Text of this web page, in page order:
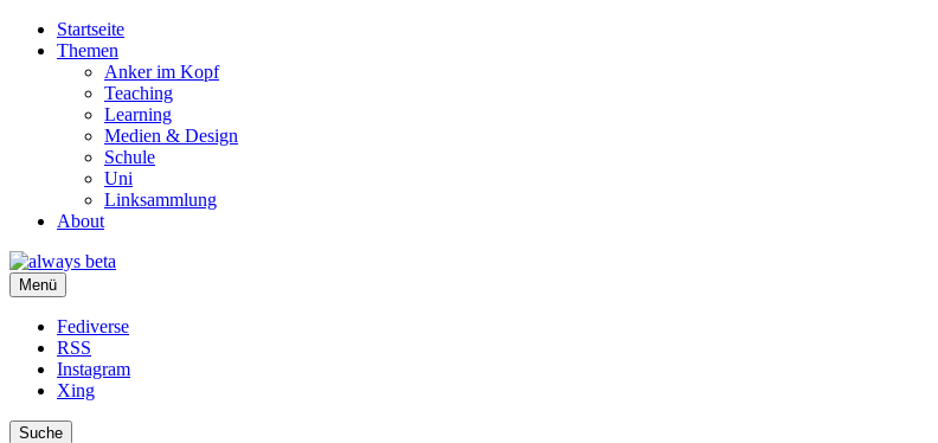
Startseite
Themen
Anker im Kopf
Teaching
Learning
Medien & Design
Schule
Uni
Linksammlung
About
always beta
Ralf Appelt
Menü
Fediverse
RSS
Instagram
Xing
Suche